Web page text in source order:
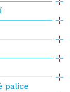
palice